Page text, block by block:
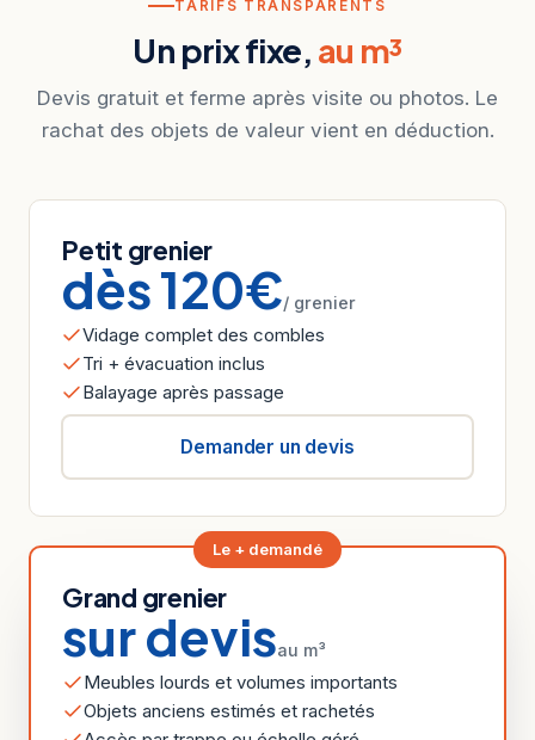
TARIFS TRANSPARENTS
Un prix fixe, au m³
Devis gratuit et ferme après visite ou photos. Le
rachat des objets de valeur vient en déduction.
Petit grenier
dès 120€/ grenier
Vidage complet des combles
Tri + évacuation inclus
Balayage après passage
Demander un devis
Le + demandé
Grand grenier
sur devisau m³
Meubles lourds et volumes importants
Objets anciens estimés et rachetés